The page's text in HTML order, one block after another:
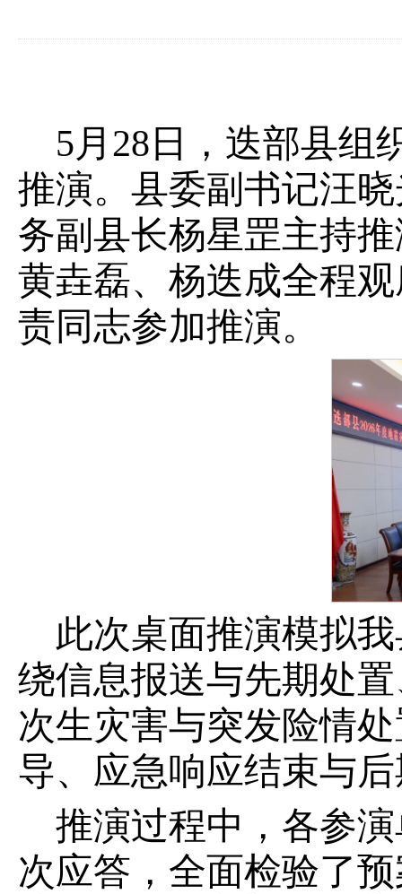
5月28日，迭部县组
推演。县委副书记汪
务副县长杨星罡主持
黄垚磊、杨迭成全程
责同志参加推演。
此次桌面推演模拟
绕信息报送与先期处
次生灾害与突发险情
导、应急响应结束与
推演过程中，各参
次应答，全面检验了